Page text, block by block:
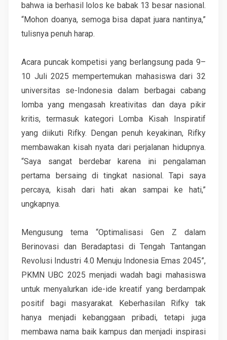
bahwa ia berhasil lolos ke babak 13 besar nasional.
“Mohon doanya, semoga bisa dapat juara nantinya,”
tulisnya penuh harap.
Acara puncak kompetisi yang berlangsung pada 9–
10 Juli 2025 mempertemukan mahasiswa dari 32
universitas se-Indonesia dalam berbagai cabang
lomba yang mengasah kreativitas dan daya pikir
kritis, termasuk kategori Lomba Kisah Inspiratif
yang diikuti Rifky. Dengan penuh keyakinan, Rifky
membawakan kisah nyata dari perjalanan hidupnya.
“Saya sangat berdebar karena ini pengalaman
pertama bersaing di tingkat nasional. Tapi saya
percaya, kisah dari hati akan sampai ke hati,”
ungkapnya.
Mengusung tema “Optimalisasi Gen Z dalam
Berinovasi dan Beradaptasi di Tengah Tantangan
Revolusi Industri 4.0 Menuju Indonesia Emas 2045”,
PKMN UBC 2025 menjadi wadah bagi mahasiswa
untuk menyalurkan ide-ide kreatif yang berdampak
positif bagi masyarakat. Keberhasilan Rifky tak
hanya menjadi kebanggaan pribadi, tetapi juga
membawa nama baik kampus dan menjadi inspirasi